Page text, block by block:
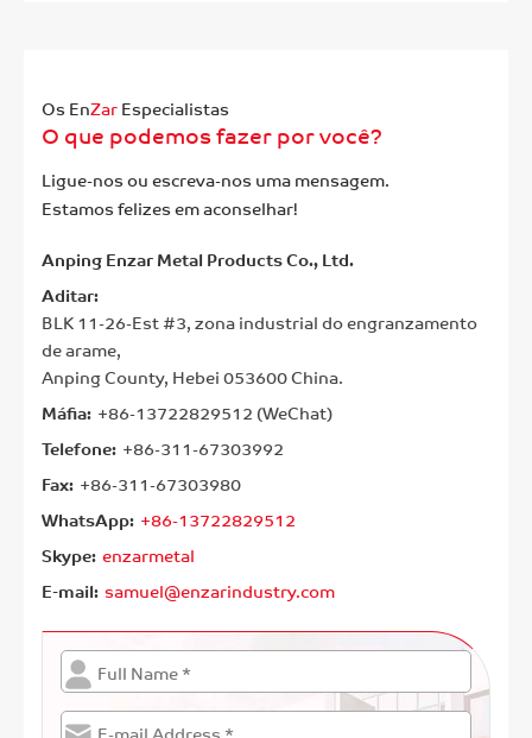
Os EnZarEspecialistas
O que podemos fazer por você?
Ligue-nos ou escreva-nos uma mensagem.
Estamos felizes em aconselhar!
Anping Enzar Metal Products Co., Ltd.
Aditar:
BLK 11-26-Est #3, zona industrial do engranzamento
de arame,
Anping County, Hebei 053600 China.
Máfia: +86-13722829512 (WeChat)
Telefone: +86-311-67303992
Fax: +86-311-67303980
WhatsApp: +86-13722829512
Skype: enzarmetal
E-mail: samuel@enzarindustry.com